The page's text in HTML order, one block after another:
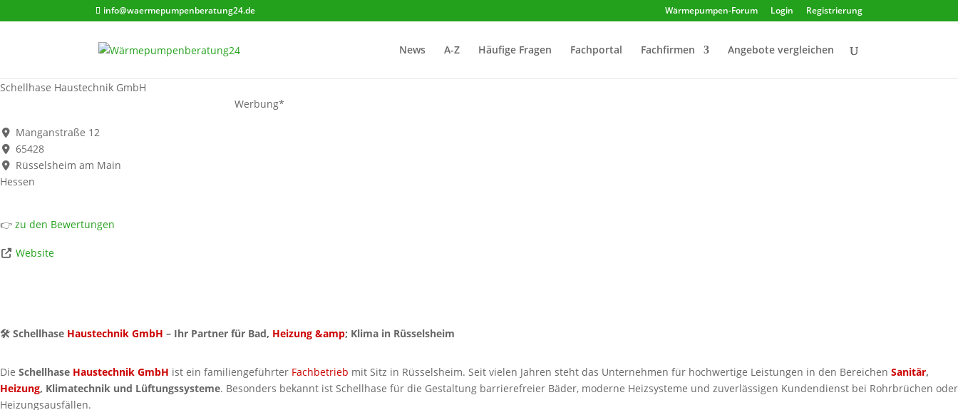
info@waermepumpenberatung24.de Wärmepumpen-Forum Login Registrierung
News A-Z Häufige Fragen Fachportal Fachfirmen Angebote vergleichen
Schellhase Haustechnik GmbH
Werbung*
Manganstraße 12
65428
Rüsselsheim am Main
Hessen
👉 zu den Bewertungen
Website
🛠️ Schellhase Haustechnik GmbH – Ihr Partner für Bad, Heizung &amp; Klima in Rüsselsheim
Die Schellhase Haustechnik GmbH ist ein familiengeführter Fachbetrieb mit Sitz in Rüsselsheim. Seit vielen Jahren steht das Unternehmen für hochwertige Leistungen in den Bereichen Sanitär,
Heizung, Klimatechnik und Lüftungssysteme. Besonders bekannt ist Schellhase für die Gestaltung barrierefreier Bäder, moderne Heizsysteme und zuverlässigen Kundendienst bei Rohrbrüchen oder
Heizungsausfällen.